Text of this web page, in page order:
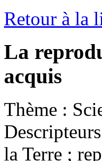
Retour à la
La
acquis
Thème :
la Terre ;